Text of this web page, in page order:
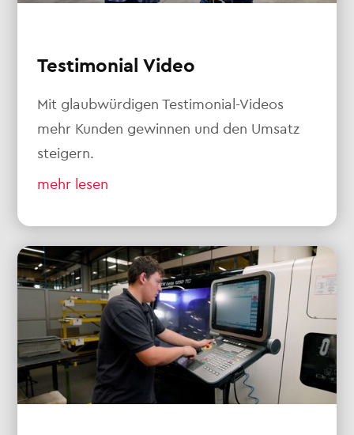
Testimonial Video
Mit glaubwürdigen Testimonial-Videos
mehr Kunden gewinnen und den Umsatz
steigern.
mehr lesen